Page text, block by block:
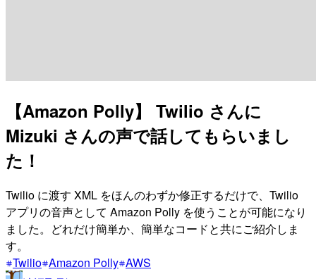
【Amazon Polly】 Twilio さんに
Mizuki さんの声で話してもらいまし
た！
Twilio に渡す XML をほんのわずか修正するだけで、Twilio
アプリの音声として Amazon Polly を使うことが可能になり
ました。どれだけ簡単か、簡単なコードと共にご紹介しま
す。
Twilio Amazon Polly AWS